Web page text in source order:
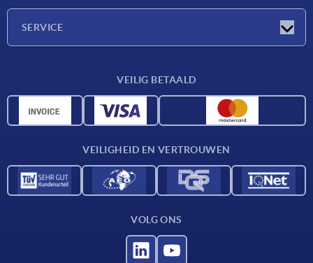
SERVICE
CAD-gegevens
VEILIG BETAALD
VEILIGHEID EN VERTROUWEN
VOLG ONS